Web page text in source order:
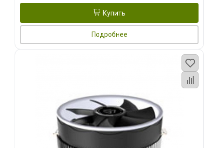
Купить
Подробнее